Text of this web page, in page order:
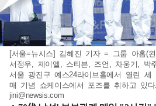
[서울=뉴시스] 김혜진 기자 = 그룹 아홉(
서정우, 제이엘, 스티븐, 즈언, 차웅기, 박
서울 광진구 예스24라이브홀에서 열린
매 기념 쇼케이스에서 포즈를 취하고 있다
jini@newsis.com